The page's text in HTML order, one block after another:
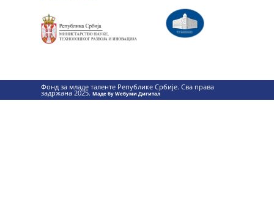
Фонд за младе таленте Републике Србије. Сва права
задржана 2025.Маде бy Wебуми Дигитал